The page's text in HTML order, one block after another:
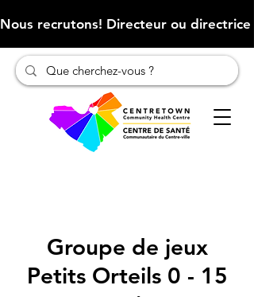
Nous recrutons! Directeur ou
Groupe de jeux
Petits Orteils 0 - 15